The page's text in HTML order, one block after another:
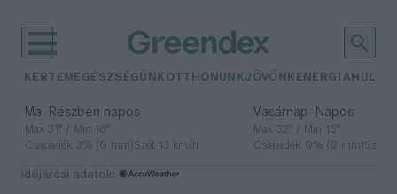
KERTEM EGÉSZSÉGÜNK OTTHONUNKJÖVŐNK ENERGIA
Ma– Részben napos
Max 31° / Min 18°
Csapadék: 3% (0 mm)Szél: 13 km/h
Vasárnap– Napos
Max 32° / Min 18°
Csapadék: 0% (0 mm)Szél:
időjárási adatok: